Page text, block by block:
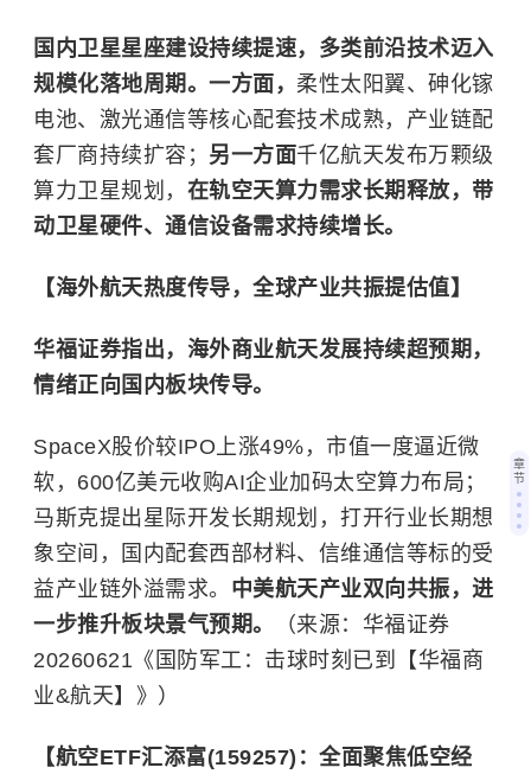
国内卫星星座建设持续提速，多类前沿技术迈入
规模化落地周期。一方面， 柔性太阳翼、砷化镓
电池、激光通信等核心配套技术成熟，产业链配
套厂商持续扩容； 另一方面千亿航天发布万颗级
算力卫星规划， 在轨空天算力需求长期释放，带
动卫星硬件、通信设备需求持续增长。
【海外航天热度传导，全球产业共振提估值】
华福证券指出，海外商业航天发展持续超预期，
情绪正向国内板块传导。
SpaceX股价较IPO上涨49%，市值一度逼近微
软，600亿美元收购AI企业加码太空算力布局；
马斯克提出星际开发长期规划，打开行业长期想
象空间，国内配套西部材料、信维通信等标的受
益产业链外溢需求。 中美航天产业双向共振，进
一步推升板块景气预期。
（来源：华福证券
20260621《国防军工：击球时刻已到【华福商
业&航天】》）
【航空ETF汇添富(159257)：全面聚焦低空经
章
节